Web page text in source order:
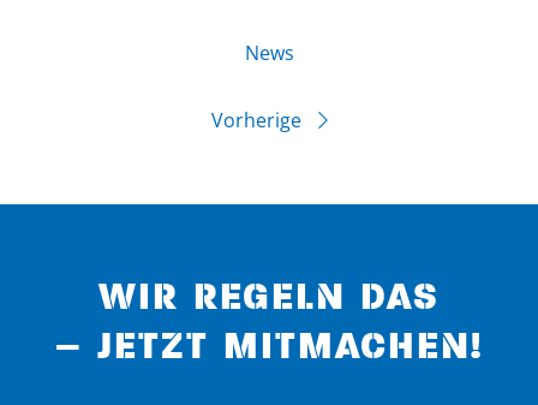
News
Vorherige
WIR REGELN DAS
– JETZT MITMACHEN!